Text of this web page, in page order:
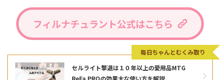
フィルナチュラント公式はこちら
セルライト撃退は１０年以上の愛用品MTG
毎日ちゃんとむくみ取り